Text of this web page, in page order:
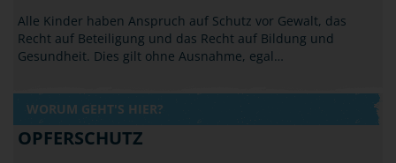
Alle Kinder haben Anspruch auf Schutz vor Gewalt, das
Recht auf Beteiligung und das Recht auf Bildung und
Gesundheit. Dies gilt ohne Ausnahme, egal…
WORUM GEHT'S HIER?
OPFERSCHUTZ